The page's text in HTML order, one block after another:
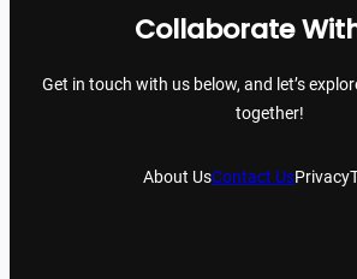
Collaborate
Get in touch with us below, and let’s
together!
About UsContact UsPrivacy